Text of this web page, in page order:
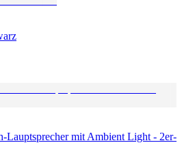
Lauptsprecher mit Ambient Light - 2er-